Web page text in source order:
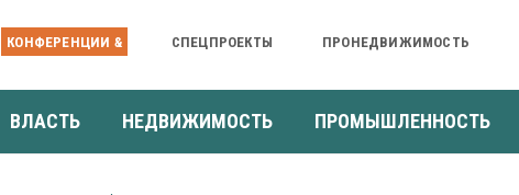
КОНФЕРЕНЦИИ & СПЕЦПРОЕКТЫ ПРОНЕДВИЖИМОСТЬ
ВЛАСТЬ НЕДВИЖИМОСТЬ ПРОМЫШЛЕННОСТЬ